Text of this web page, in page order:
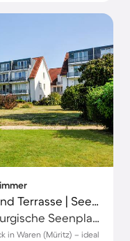
Ferienwohnung mit Garten und Terrasse | Seeblick
Waren (Müritz), Mecklenburgische Seenplatte, Deutschland
in Waren (Müritz) – ideal